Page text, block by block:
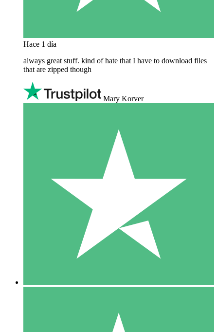
Hace 1 día
always great stuff. kind of hate that I have to download files
that are zipped though
Mary Korver